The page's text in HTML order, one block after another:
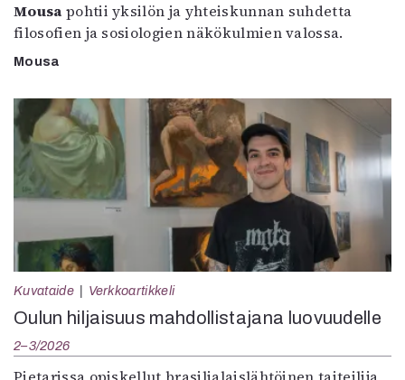
Mousa pohtii yksilön ja yhteiskunnan suhdetta
filosofien ja sosiologien näkökulmien valossa.
Mousa
Kuvataide Verkkoartikkeli
Oulun hiljaisuus mahdollistajana luovuudelle
2–3/2026